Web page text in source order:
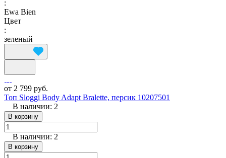
:
Ewa Bien
Цвет
:
зеленый
от 2 799 руб.
Топ Sloggi Body Adapt Bralette, персик 10207501
В наличии: 2
В корзину
В наличии: 2
В корзину